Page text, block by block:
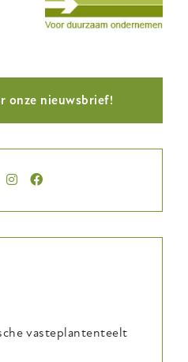
onze nieuwsbrief!
vasteplantenteelt